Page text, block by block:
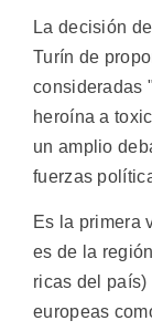
La decisión
Turín de
consideradas
heroína a
un amplio
fuerzas
Es la primera
es de la
ricas del
europeas